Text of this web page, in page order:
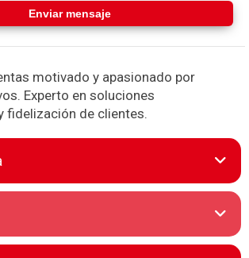
Enviar mensaje
motivado y apasionado por
Experto en soluciones
fidelización de clientes.
excelencia automotriz en el país.
exclusivo de Toyota, ofrece una gama
desde modelos compactos como el